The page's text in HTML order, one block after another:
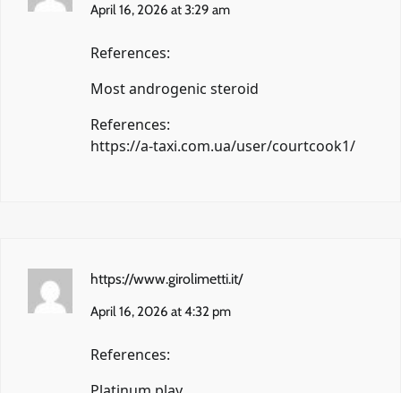
April 16, 2026 at 3:29 am
References:
Most androgenic steroid
References:
https://a-taxi.com.ua/user/courtcook1/
https://www.girolimetti.it/
April 16, 2026 at 4:32 pm
References: